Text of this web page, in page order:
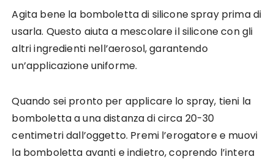
Agita bene la bomboletta di silicone spray prima di
usarla. Questo aiuta a mescolare il silicone con gli
altri ingredienti nell’aerosol, garantendo
un’applicazione uniforme.
Quando sei pronto per applicare lo spray, tieni la
bomboletta a una distanza di circa 20-30
centimetri dall’oggetto. Premi l’erogatore e muovi
la bomboletta avanti e indietro, coprendo l’intera